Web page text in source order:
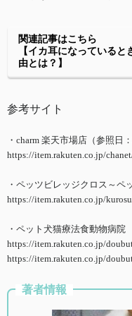
関連記事はこちら
【イカ耳になっている
由とは？】
参考サイト
・charm 楽天市場店（参照日
https://item.rakuten.co.jp/
・ペッツビレッジクロス～ペ
https://item.rakuten.co.jp/
・ペット犬猫療法食動物病院
https://item.rakuten.co.jp/
https://item.rakuten.co.jp/
著者情報